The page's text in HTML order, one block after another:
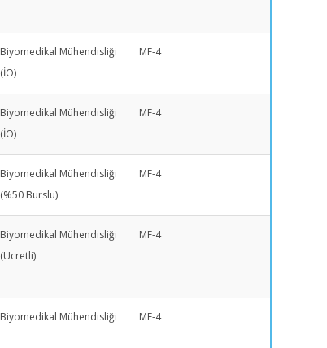
Biyomedikal Mühendisliği
(İÖ)
MF-4
Biyomedikal Mühendisliği
(İÖ)
MF-4
Biyomedikal Mühendisliği
(%50 Burslu)
MF-4
Biyomedikal Mühendisliği
(Ücretli)
MF-4
Biyomedikal Mühendisliği MF-4